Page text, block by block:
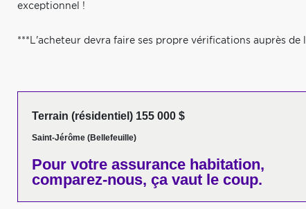
exceptionnel !
***L'acheteur devra faire ses propre vérifications auprès
Terrain (résidentiel) 155 000 $
Saint-Jérôme (Bellefeuille)
Pour votre assurance habitation,
comparez-nous, ça vaut le coup.